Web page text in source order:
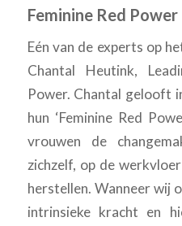
Feminine Red Power
Eén van de experts op
Chantal Heutink,
Power. Chantal gelooft
hun ‘Feminine Red
vrouwen de
zichzelf, op de
herstellen. Wanneer wij
intrinsieke kracht en